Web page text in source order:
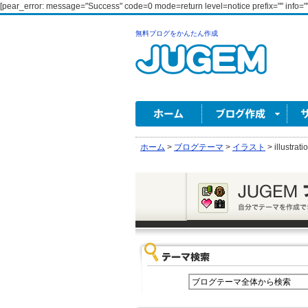
[pear_error: message="Success" code=0 mode=return level=notice prefix=""
無料ブログをかんたん作成
ホーム > ブログテーマ > イラスト >